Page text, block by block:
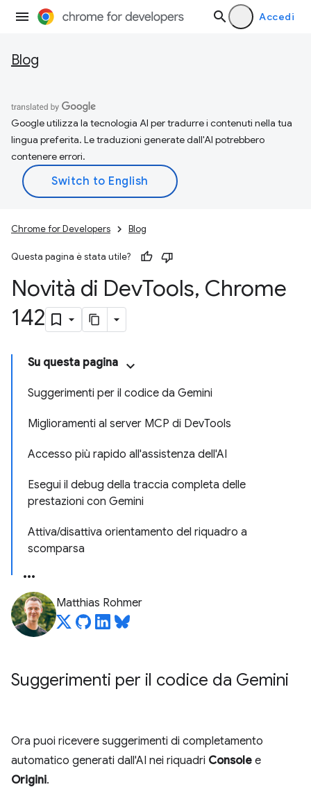
Accedi
Blog
Google utilizza la tecnologia AI per tradurre i contenuti nella tua
lingua preferita. Le traduzioni generate dall'AI potrebbero
contenere errori.
Chrome for Developers Blog
Questa pagina è stata utile?
Novità di DevTools, Chrome
142
Su questa pagina
Suggerimenti per il codice da Gemini
Miglioramenti al server MCP di DevTools
Accesso più rapido all'assistenza dell'AI
Esegui il debug della traccia completa delle
prestazioni con Gemini
Attiva/disattiva orientamento del riquadro a
scomparsa
Matthias Rohmer
Suggerimenti per il codice da Gemini
Ora puoi ricevere suggerimenti di completamento
automatico generati dall'AI nei riquadri Console e
Origini.